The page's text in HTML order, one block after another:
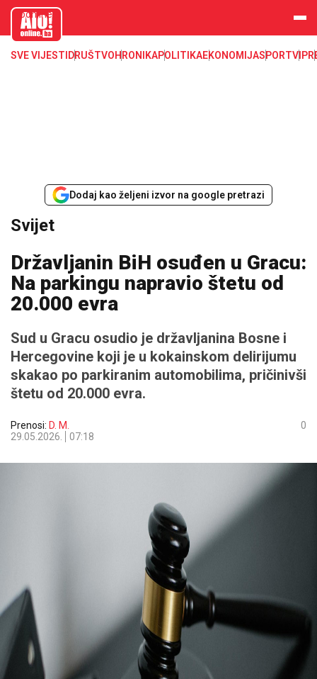
aloonline.b
SVE VIJESTI DRUŠTVOHRONIKAPOLITIKAEKONOMIJASPORTVIP
Dodaj kao željeni izvor na google pretrazi
Svijet
Državljanin BiH osuđen u Gracu:
Na parkingu napravio štetu od
20.000 evra
Sud u Gracu osudio je državljanina Bosne i
Hercegovine koji je u kokainskom delirijumu
skakao po parkiranim automobilima, pričinivši
štetu od 20.000 evra.
Prenosi: D. M.
29.05.2026.
07:18
0